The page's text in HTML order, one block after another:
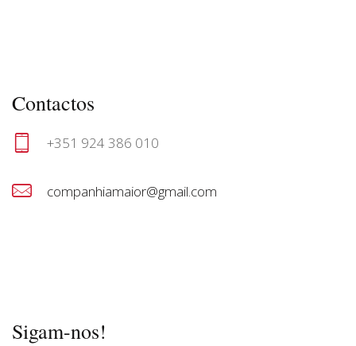
Contactos
+351 924 386 010
companhiamaior@gmail.com
Sigam-nos!